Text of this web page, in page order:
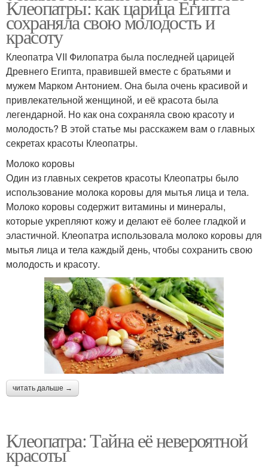
Клеопатры: как царица Египта
сохраняла свою молодость и
красоту
Клеопатра VII Филопатра была последней царицей
Древнего Египта, правившей вместе с братьями и
мужем Марком Антонием. Она была очень красивой и
привлекательной женщиной, и её красота была
легендарной. Но как она сохраняла свою красоту и
молодость? В этой статье мы расскажем вам о главных
секретах красоты Клеопатры.
Молоко коровы
Один из главных секретов красоты Клеопатры было
использование молока коровы для мытья лица и тела.
Молоко коровы содержит витамины и минералы,
которые укрепляют кожу и делают её более гладкой и
эластичной. Клеопатра использовала молоко коровы для
мытья лица и тела каждый день, чтобы сохранить свою
молодость и красоту.
читать дальше →
Клеопатра: Тайна её невероятной
красоты